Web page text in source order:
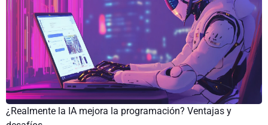
¿Realmente la IA mejora la programación? Ventajas y